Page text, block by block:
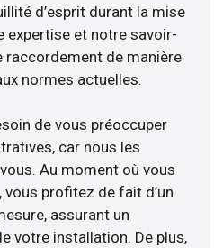
d’esprit durant la mise
expertise et notre savoir-
de manière
normes actuelles.
de vous préoccuper
car nous les
Au moment où vous
profitez de fait d’un
assurant un
votre installation. De plus,